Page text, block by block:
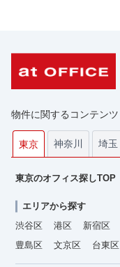
物件に関するコンテンツ
東京 神奈川 埼玉
東京のオフィス探しTOP
エリアから探す
渋谷区
港区 新宿区
豊島区
文京区 台東区